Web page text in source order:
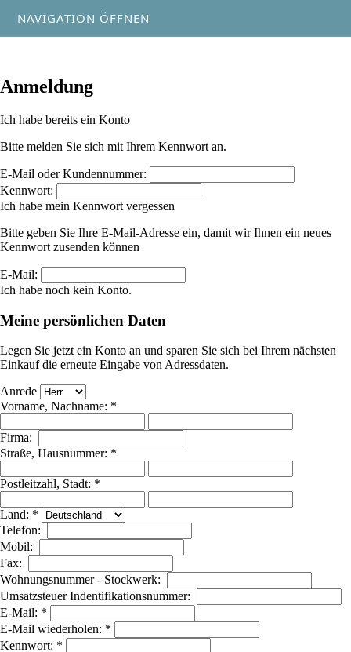
NAVIGATION ÖFFNEN
Anmeldung
Ich habe bereits ein Konto
Bitte melden Sie sich mit Ihrem Kennwort an.
E-Mail oder Kundennummer:
Kennwort:
Ich habe mein Kennwort vergessen
Bitte geben Sie Ihre E-Mail-Adresse ein, damit wir Ihnen ein neues
Kennwort zusenden können
E-Mail:
Ich habe noch kein Konto.
Meine persönlichen Daten
Legen Sie jetzt ein Konto an und sparen Sie sich bei Ihrem nächsten
Einkauf die erneute Eingabe von Adressdaten.
Anrede
Vorname, Nachname: *
Firma:
Straße, Hausnummer: *
Postleitzahl, Stadt: *
Land: *
Telefon:
Mobil:
Fax:
Wohnungsnummer - Stockwerk:
Umsatzsteuer Indentifikationsnummer:
E-Mail: *
E-Mail wiederholen: *
Kennwort: *